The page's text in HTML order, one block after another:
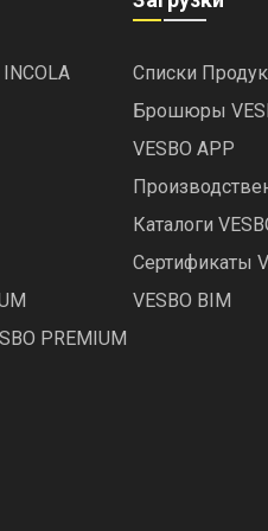
PREMIUM
Списки
Брошюры
VESBO APP
Каталоги
Сертификаты
VESBO BIM